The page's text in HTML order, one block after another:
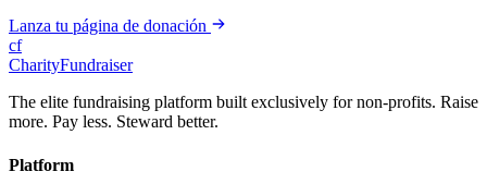
Lanza tu página de donación
cf
CharityFundraiser
The elite fundraising platform built exclusively for non-profits. Raise
more. Pay less. Steward better.
Platform